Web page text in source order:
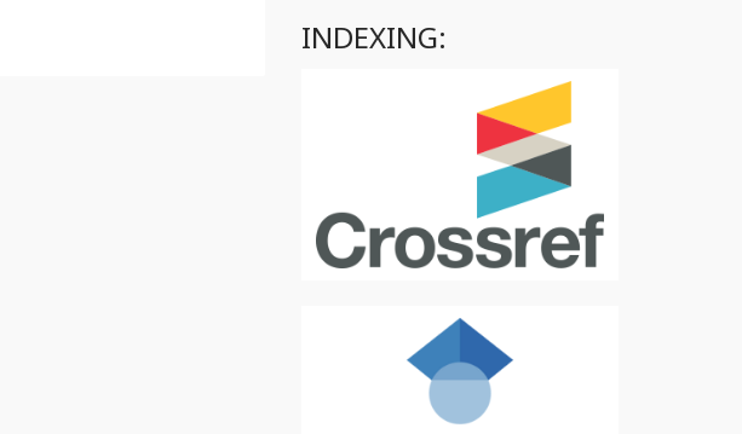
INDEXING: